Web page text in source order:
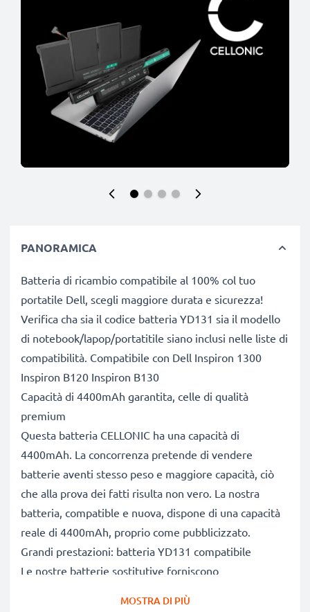
PANORAMICA
Batteria di ricambio compatibile al 100% col tuo
portatile Dell, scegli maggiore durata e sicurezza!
Verifica cha sia il codice batteria YD131 sia il modello
di notebook/lapop/portatitile siano inclusi nelle liste di
compatibilità. Compatibile con Dell Inspiron 1300
Inspiron B120 Inspiron B130
Capacità di 4400mAh garantita, celle di qualità
premium
Questa batteria CELLONIC ha una capacità di
4400mAh. La concorrenza pretende di vendere
batterie aventi stesso peso e maggiore capacità, ciò
che alla prova dei fatti risulta non vero. La nostra
batteria, compatible e nuova, dispone di una capacità
reale di 4400mAh, proprio come pubblicizzato.
Grandi prestazioni: batteria YD131 compatibile
Le nostre batterie sostitutive forniscono
MOSTRA DI PIÙ